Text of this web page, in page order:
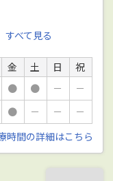
すべて見る
金 土 日
祝
● ● －
－
● － －
－
時間の詳細はこちら